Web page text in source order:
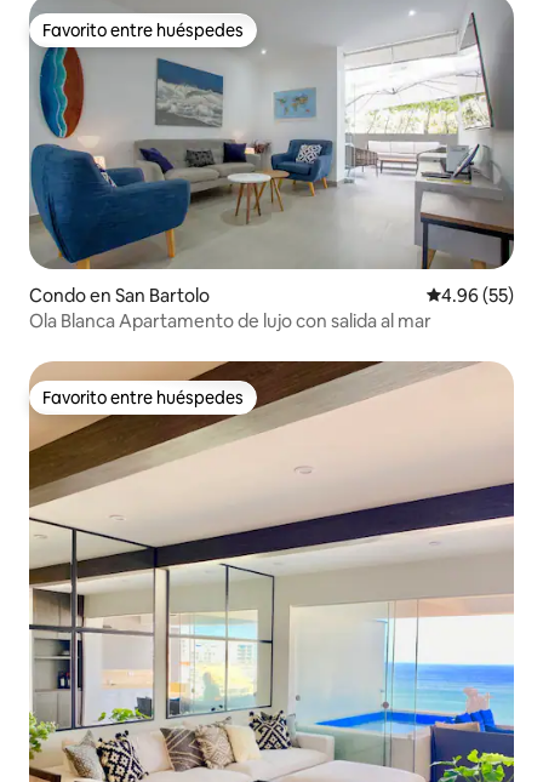
Favorito entre huéspedes
Favorito entre huéspedes
Condo en San Bartolo Calificación
4.96 (55)
Ola Blanca Apartamento de lujo con salida al mar
Favorito entre huéspedes
Favorito entre huéspedes